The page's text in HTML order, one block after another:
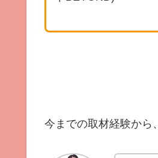
今までの取材経験から、